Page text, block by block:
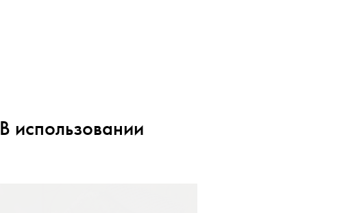
В использовании